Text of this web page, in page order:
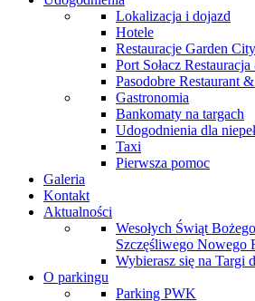
Lokalizacja i dojazd
Hotele
Restauracje Garden City
Port Sołacz
Pasodobre Restaurant
Gastronomia
Bankomaty na targach
Udogodnienia dla
Taxi
Pierwsza pomoc
Galeria
Kontakt
Aktualności
Wesołych Świąt
Szczęśliwego Nowego
Wybierasz się na Targi
O parkingu
Parking PWK